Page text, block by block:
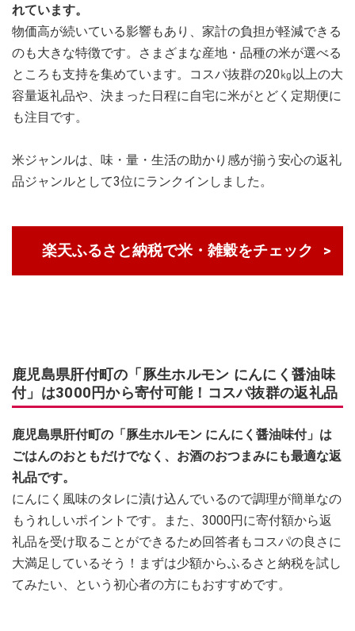
れています。
物価高が続いている影響もあり、家計の負担が軽減できる
のも大きな特徴です。さまざまな産地・品種の米が選べる
ところも支持を集めています。コスパ抜群の20㎏以上の大
容量返礼品や、決まった日程に自宅に米がとどく定期便に
も注目です。
米ジャンルは、味・量・生活の助かり感が揃う安心の返礼
品ジャンルとして3位にランクインしました。
楽天ふるさと納税で米・雑穀をチェック
鹿児島県肝付町の「豚生ホルモン にんにく醤油味
付」は3000円から寄付可能！コスパ抜群の返礼品
鹿児島県肝付町の「豚生ホルモン にんにく醤油味付」は
ごはんのおともだけでなく、お酒のおつまみにも最適な返
礼品です。
にんにく風味のタレに漬け込んでいるので調理が簡単なの
もうれしいポイントです。また、3000円に寄付額から返
礼品を受け取ることができるため回答者もコスパの良さに
大満足しているそう！まずは少額からふるさと納税を試し
てみたい、という初心者の方にもおすすめです。